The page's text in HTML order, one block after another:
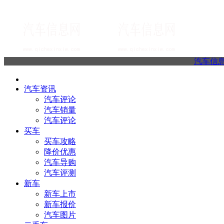
汽车信
汽车资讯
汽车评论
汽车销量
汽车评论
买车
买车攻略
降价优惠
汽车导购
汽车评测
新车
新车上市
新车报价
汽车图片